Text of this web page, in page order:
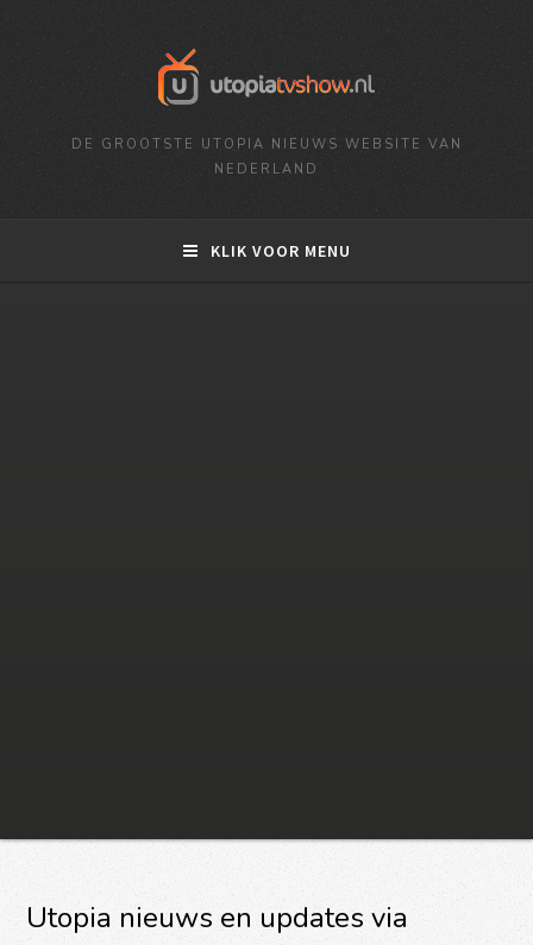
DE GROOTSTE UTOPIA NIEUWS WEBSITE VAN
NEDERLAND
KLIK VOOR MENU
Utopia nieuws en updates via